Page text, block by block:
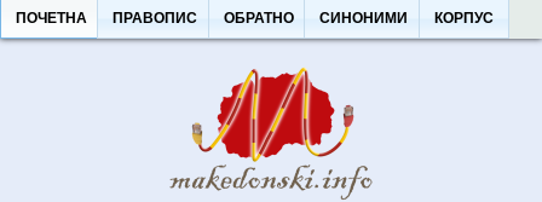
ПОЧЕТНА ПРАВОПИС ОБРАТНО СИНОНИМИ КОРПУС